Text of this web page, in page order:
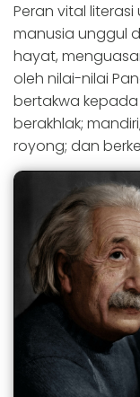
Peran vital
manusia unggul
hayat,
oleh nilai-nilai
bertakwa
berakhlak;
royong; dan